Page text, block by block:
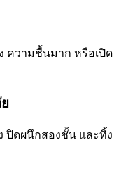
ความชื้นมาก หรือเปิด
ปิดผนึกสองชั้น และทิ้ง